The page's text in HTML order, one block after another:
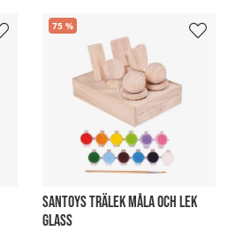
75
SANTOYS TRÄLEK MÅLA OCH LEK
GLASS